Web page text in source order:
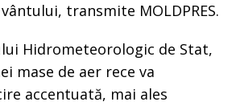
transmite MOLDPRES.
Hidrometeorologic de Stat,
mase de aer rece va
accentuată, mai ales